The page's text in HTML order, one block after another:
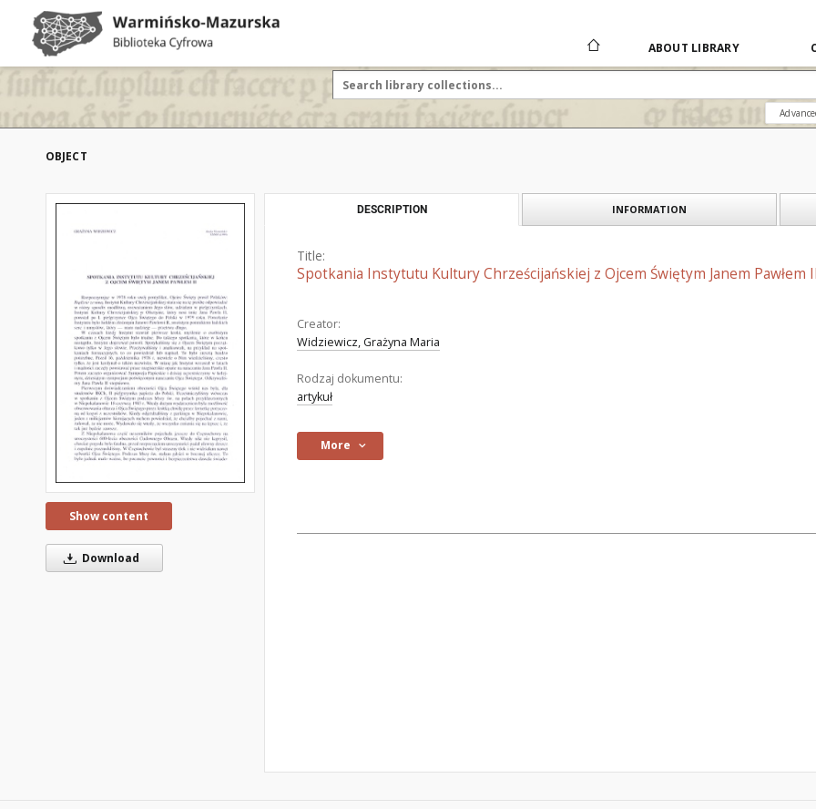
ABOUT LIBRARY
OBJECT
Show content
Download
DESCRIPTION INFORMATION
Title:
Spotkania Instytutu Kultury Chrześcijańskiej z Ojcem Świętym Janem Pawłem
Creator:
Widziewicz, Grażyna Maria
Rodzaj dokumentu:
artykuł
More